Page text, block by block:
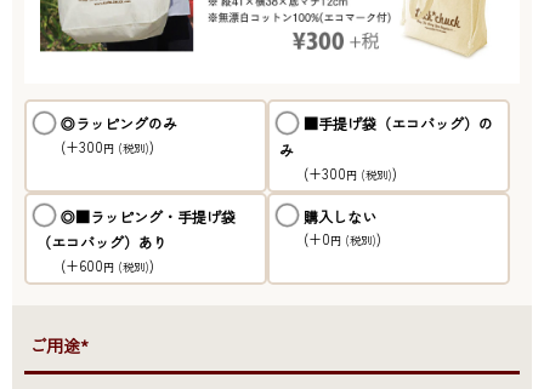
◎ラッピングのみ
(+300円 (税別))
■手提げ袋（エコバッグ）の
み
(+300円 (税別))
◎■ラッピング・手提げ袋
（エコバッグ）あり
(+600円 (税別))
購入しない
(+0円 (税別))
●ご用途*